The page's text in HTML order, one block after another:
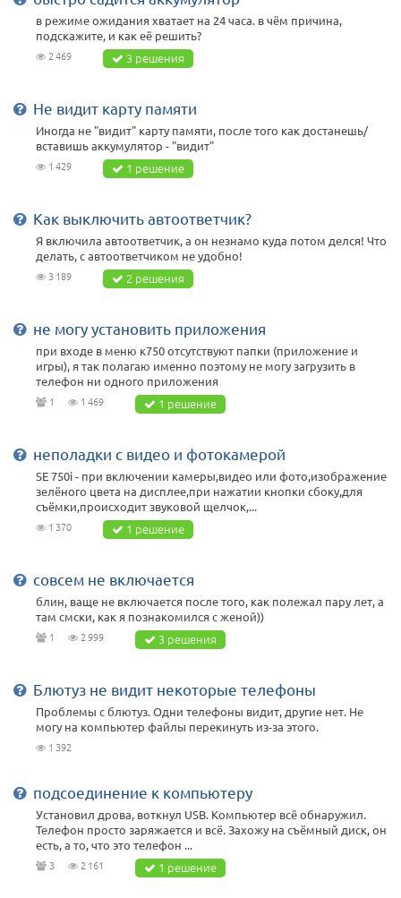
в режиме ожидания хватает на 24 часа. в чём причина,
подскажите, и как её решить?
2 469 3 решения
Не видит карту памяти
Иногда не "видит" карту памяти, после того как достанешь/
вставишь аккумулятор - "видит"
1 429 1 решение
Как выключить автоответчик?
Я включила автоответчик, а он незнамо куда потом делся! Что
делать, с автоответчиком не удобно!
3 189 2 решения
не могу установить приложения
при входе в меню к750 отсутствуют папки (приложение и
игры), я так полагаю именно поэтому не могу загрузить в
телефон ни одного приложения
1 1 469 1 решение
неполадки с видео и фотокамерой
SE 750i - при включении камеры,видео или фото,изображение
зелёного цвета на дисплее,при нажатии кнопки сбоку,для
съёмки,происходит звуковой щелчок,...
1 370 1 решение
совсем не включается
блин, ваще не включается после того, как полежал пару лет, а
там смски, как я познакомился с женой))
1 2 999 3 решения
Блютуз не видит некоторые телефоны
Проблемы с блютуз. Одни телефоны видит, другие нет. Не
могу на компьютер файлы перекинуть из-за этого.
1 392
подсоединение к компьютеру
Установил дрова, воткнул USB. Компьютер всё обнаружил.
Телефон просто заряжается и всё. Захожу на съёмный диск, он
есть, а то, что это телефон ...
3 2 161 1 решение